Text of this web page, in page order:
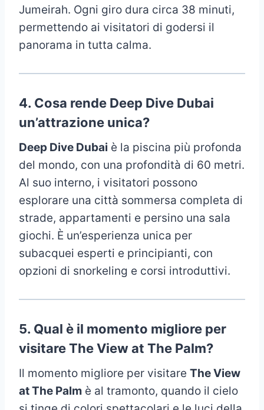
Jumeirah. Ogni giro dura circa 38 minuti,
permettendo ai visitatori di godersi il
panorama in tutta calma.
4. Cosa rende Deep Dive Dubai
un’attrazione unica?
Deep Dive Dubai è la piscina più profonda
del mondo, con una profondità di 60 metri.
Al suo interno, i visitatori possono
esplorare una città sommersa completa di
strade, appartamenti e persino una sala
giochi. È un’esperienza unica per
subacquei esperti e principianti, con
opzioni di snorkeling e corsi introduttivi.
5. Qual è il momento migliore per
visitare The View at The Palm?
Il momento migliore per visitare The View
at The Palm è al tramonto, quando il cielo